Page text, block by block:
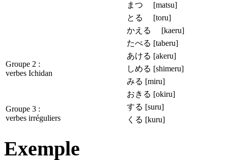
まつ [matsu]
とる [toru]
かえる [kaeru]
Groupe 2 :
verbes Ichidan
たべる [taberu]
あける [akeru]
しめる [shimeru]
みる [miru]
おきる [okiru]
Groupe 3 :
verbes irréguliers
する [suru]
くる [kuru]
Exemple